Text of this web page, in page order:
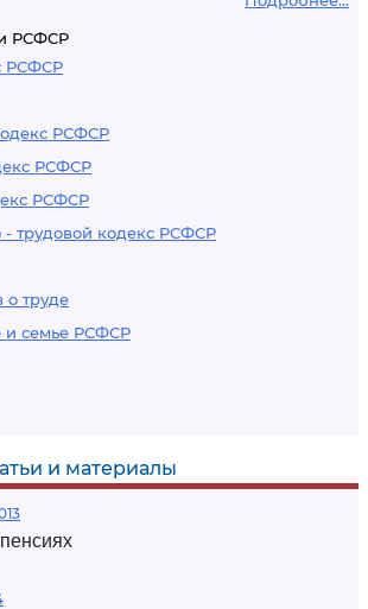
РСФСР
РСФСР
РСФСР
РСФСР
РСФСР
- трудовой кодекс РСФСР
о труде
и семье РСФСР
и материалы